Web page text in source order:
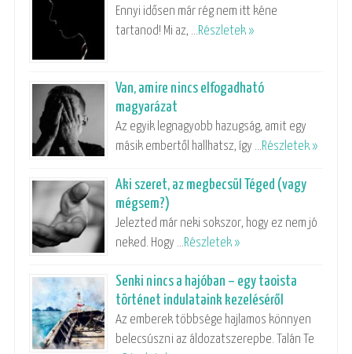
Ennyi idősen már rég nem itt kéne
tartanod! Mi az, …Részletek »
Van, amire nincs elfogadható
magyarázat
Az egyik legnagyobb hazugság, amit egy
másik embertől hallhatsz, így …Részletek »
Aki szeret, az megbecsül Téged (vagy
mégsem?)
Jelezted már neki sokszor, hogy ez nem jó
neked. Hogy …Részletek »
Senki nincs a hajóban – egy taoista
történet indulataink kezeléséről
Az emberek többsége hajlamos könnyen
belecsúszni az áldozatszerepbe. Talán Te